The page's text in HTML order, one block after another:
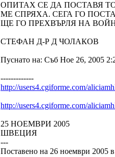
ОПИТАХ СЕ ДА ПОСТАВЯ
МЕ СПРЯХА. СЕГА ГО
ЩЕ ГО ПРЕХВЪРЛЯ НА
СТЕФАН Д-Р Д ЧОЛАКОВ
Пуснато на: Съб Ное 26, 2005
-------------
http://users4.cgiforme.com/
http://users4.cgiforme.com/
25 НОЕМВРИ 2005
ШВЕЦИЯ
---
Поставено на 26 ноември 2005